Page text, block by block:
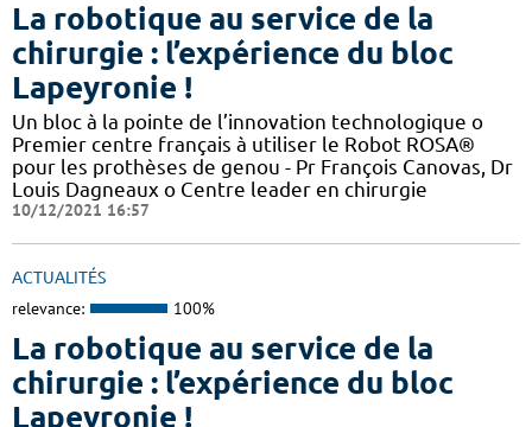
La robotique au service de la
chirurgie : l’expérience du bloc
Lapeyronie !
Un bloc à la pointe de l’innovation technologique o
Premier centre français à utiliser le Robot ROSA®
pour les prothèses de genou - Pr François Canovas, Dr
Louis Dagneaux o Centre leader en chirurgie
10/12/2021 16:57
ACTUALITÉS
relevance: 100%
La robotique au service de la
chirurgie : l’expérience du bloc
Lapeyronie !